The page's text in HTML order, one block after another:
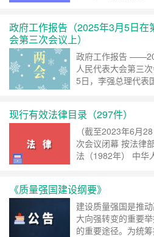
中央、国务院……
政府工作报告（2025年3月5日在
会第三次会议上）
政府工作报告
人民代表大会第三
5日，李强总理代表
府……继续阅读 »
现行有效法律目录（297件）
（截至2023年6月
次会议闭幕 按法律
法（1982年） 中华
《质量强国建设纲要》
建设质量强国是推
大向强转变的重要
的重要途径。为统